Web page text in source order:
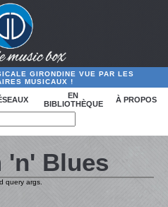
GIRONDINE VUE PAR LES
MUSICAUX !
EN
BIBLIOTHÈQUE
À PROPOS
'n' Blues
query args.